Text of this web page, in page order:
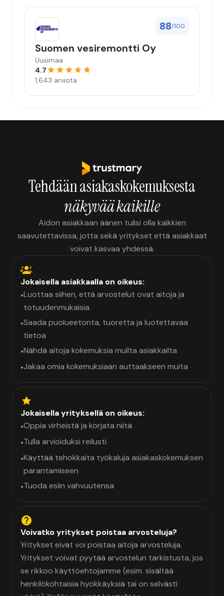
88/100
Suomen vesiremontti Oy
Uusimaa
4.7
1,643 arviota
Tehdään asiakaskokemuksesta
näkyvää kaikille
Aidon asiakkaan äänen tulisi olla kaikkien
saavutettavissa, jotta sekä yritykset että asiakkaat
voivat kasvaa yhdessä.
Jokaisella asiakkaalla on oikeus:
•Luottaa siihen, että arvostelut ovat aitoja ja
totuudenmukaisia
•Saada puolueetonta, tuoretta ja luotettavaa
tietoa
•Nähdä aitoja kokemuksia muilta asiakkailta
•Jakaa omia kokemuksiaan auttaakseen muita
Jokaisella yrityksellä on oikeus:
•Oppia virheistä ja korjata niitä
•Tulla arvioiduksi reilusti
•Käyttää tehokkaita työkaluja asiakaskokemuksen
parantamiseen
•Tuoda esiin vahvuutensa
Voivatko yritykset poistaa arvosteluja?
Yritykset eivät voi poistaa aitoja arvosteluja.
Yritykset voivat pyytää arvostelun tarkistusta, jos
se rikkoo käyttöehtojamme (esim. sisältää
henkilökohtaisia hyökkäyksiä tai on selvästi